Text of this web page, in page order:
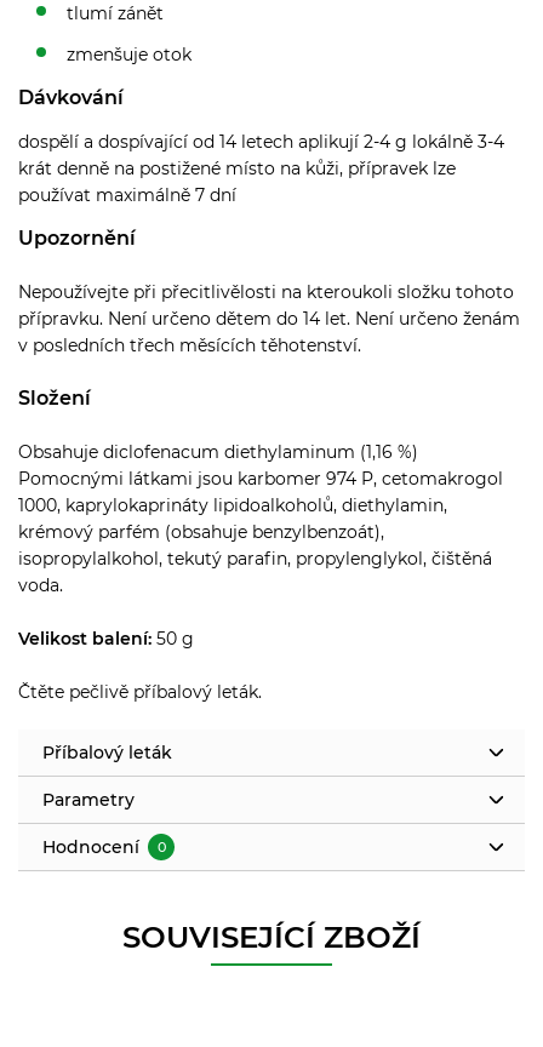
tlumí zánět
zmenšuje otok
Dávkování
dospělí a dospívající od 14 letech aplikují 2-4 g lokálně 3-4
krát denně na postižené místo na kůži, přípravek lze
používat maximálně 7 dní
Upozornění
Nepoužívejte při přecitlivělosti na kteroukoli složku tohoto
přípravku. Není určeno dětem do 14 let. Není určeno ženám
v posledních třech měsících těhotenství.
Složení
Obsahuje diclofenacum diethylaminum (1,16 %)
Pomocnými látkami jsou karbomer 974 P, cetomakrogol
1000, kaprylokaprináty lipidoalkoholů, diethylamin,
krémový parfém (obsahuje benzylbenzoát),
isopropylalkohol, tekutý parafin, propylenglykol, čištěná
voda.
Velikost balení: 50 g
Čtěte pečlivě příbalový leták.
Příbalový leták
Parametry
Hodnocení 0
SOUVISEJÍCÍ ZBOŽÍ